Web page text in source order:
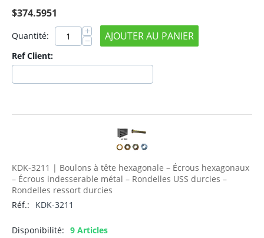
$374.5951
Quantité: +
− AJOUTER AU PANIER
Ref Client:
KDK-3211 | Boulons à tête hexagonale – Écrous hexagonaux
– Écrous indesserable métal – Rondelles USS durcies –
Rondelles ressort durcies
Réf.:
KDK-3211
Disponibilité: 9 Articles